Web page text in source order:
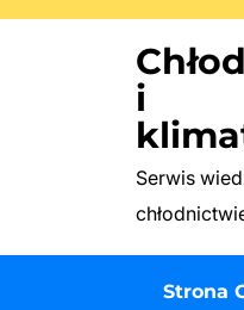
Skip
i
Serwis
Strona